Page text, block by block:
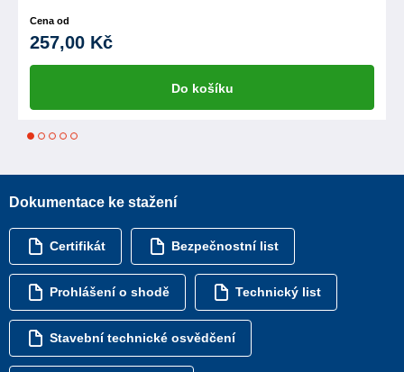
Cena od
257,00 Kč
Do košíku
1 2 3 4
Dokumentace ke stažení
Certifikát Bezpečnostní list
Prohlášení o shodě Technický list
Stavební technické osvědčení